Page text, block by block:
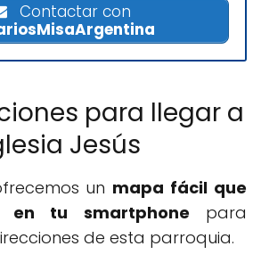
Contactar con
para llegar a
Jesús
un mapa fácil que
en tu smartphone para
de esta parroquia.